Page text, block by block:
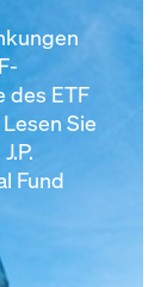
des ETF
Sie
Fund